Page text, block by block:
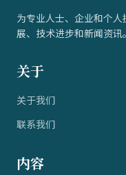
为专业人士、企业和个
展、技术进步和新闻资讯。
关于
关于我们
联系我们
内容